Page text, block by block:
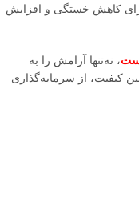
کاهش خستگی و افزایش
، نه‌تنها آرامش را به
کیفیت، از سرمایه‌گذاری